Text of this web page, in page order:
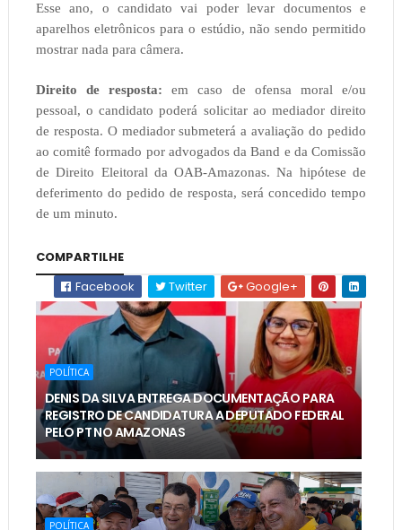
Esse ano, o candidato vai poder levar documentos e
aparelhos eletrônicos para o estúdio, não sendo permitido
mostrar nada para câmera.
Direito de resposta:em caso de ofensa moral e/ou
pessoal, o candidato poderá solicitar ao mediador direito
de resposta. O mediador submeterá a avaliação do pedido
ao comitê formado por advogados da Band e da Comissão
de Direito Eleitoral da OAB-Amazonas. Na hipótese de
deferimento do pedido de resposta, será concedido tempo
de um minuto.
COMPARTILHE
Facebook
Twitter Google+
POLÍTICA
DENIS DA SILVA ENTREGA DOCUMENTAÇÃO PARA
REGISTRO DE CANDIDATURA A DEPUTADO FEDERAL
PELO PT NO AMAZONAS
POLÍTICA